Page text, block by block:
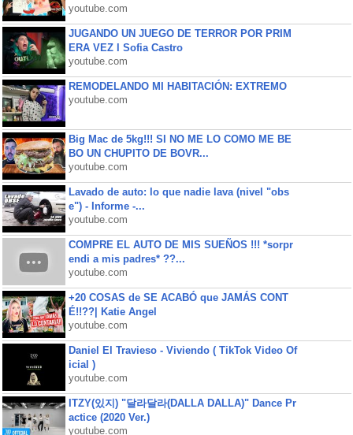
youtube.com
JUGANDO UN JUEGO DE TERROR POR PRIM
ERA VEZ l Sofia Castro
youtube.com
REMODELANDO MI HABITACIÓN: EXTREMO
youtube.com
Big Mac de 5kg!!! SI NO ME LO COMO ME BE
BO UN CHUPITO DE BOVR...
youtube.com
Lavado de auto: lo que nadie lava (nivel "obs
e") - Informe -...
youtube.com
COMPRE EL AUTO DE MIS SUEÑOS !!! *sorpr
endi a mis padres* ??...
youtube.com
+20 COSAS de SE ACABÓ que JAMÁS CONT
É!!??| Katie Angel
youtube.com
Daniel El Travieso - Viviendo ( TikTok Video Of
icial )
youtube.com
ITZY(있지) "달라달라(DALLA DALLA)" Dance Pr
actice (2020 Ver.)
youtube.com